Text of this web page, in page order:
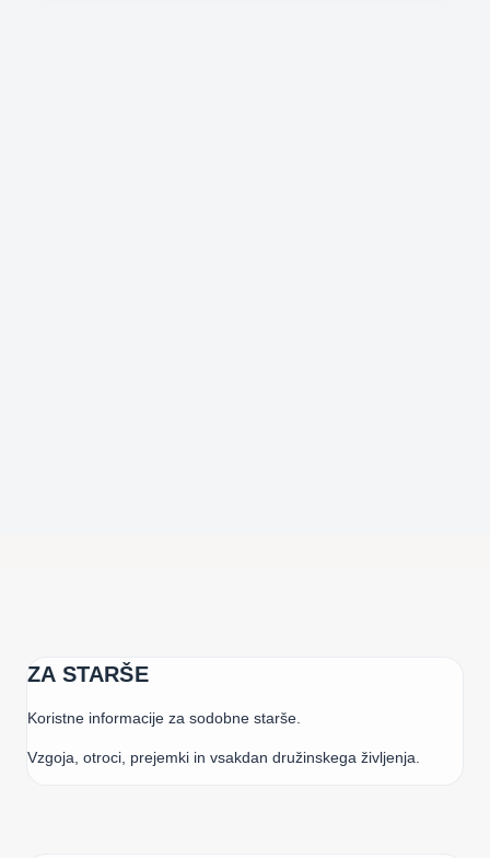
ZA STARŠE
Koristne informacije za sodobne starše.
Vzgoja, otroci, prejemki in vsakdan družinskega življenja.